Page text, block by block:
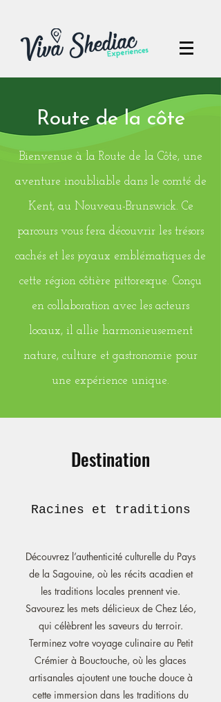
Route de la côte
Bienvenue à la Route de la Côte, une
aventure inoubliable dans le comté de
Kent, au Nouveau-Brunswick. Ce
parcours vous fera découvrir les trésors
cachés et les joyaux emblématiques de
cette région côtière pittoresque. Conçu
en collaboration avec les acteurs
locaux, il allie harmonieusement
nature, culture et gastronomie pour
une expérience unique.
Destination
Racines et traditions
Découvrez l’authenticité culturelle du Pays
de la Sagouine, où les récits acadien et
les traditions locales prennent vie.
Savourez les mets délicieux de Chez Léo,
qui célèbrent les saveurs du terroir.
Terminez votre voyage culinaire au Petit
Crémier à Bouctouche, où les glaces
artisanales ajoutent une touche douce à
cette immersion dans les traditions du